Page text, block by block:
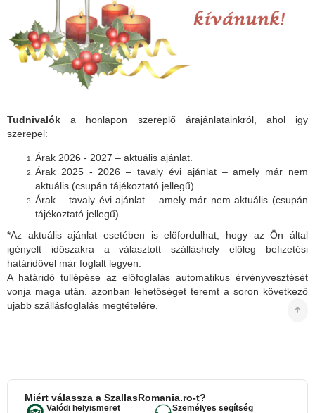
Tudnivalók a honlapon szereplő árajánlatainkról, ahol igy
szerepel:
Árak 2026 - 2027 – aktuális ajánlat.
Árak 2025 - 2026 – tavaly évi ajánlat – amely már nem
aktuális (csupán tájékoztató jellegű).
Árak – tavaly évi ajánlat – amely már nem aktuális (csupán
tájékoztató jellegű).
*Az aktuális ajánlat esetében is elöfordulhat, hogy az Ön által
igényelt időszakra a választott szálláshely előleg befizetési
határidővel már foglalt legyen.
A határidő tullépése az előfoglalás automatikus érvényvesztését
vonja maga után. azonban lehetőséget teremt a soron következő
ujabb szállásfoglalás megtételére.
Miért válassza a SzallasRomania.ro-t?
Valódi helyismeret Személyes segítség